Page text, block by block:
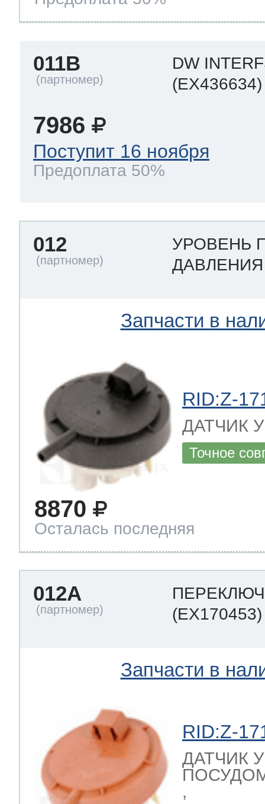
011B
DW
(EX436634)
7986
Поступит 16 ноября
Предоплата 50%
012
УРОВЕНЬ
Запчасти в
RID:Z-
ДАТЧИК
Точное
8870
Осталась последняя
012A
(EX170453)
Запчасти в
RID:Z-
ДАТЧИК
,